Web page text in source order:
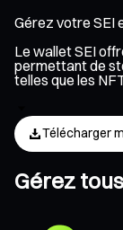
Gérez votre SEI
Le wallet SEI
permettant de
telles que les
Télécharger
Gérez